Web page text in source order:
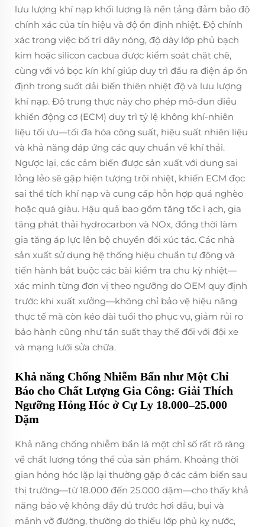
lưu lượng khí nạp khối lượng là nền tảng đảm bảo độ
chính xác của tín hiệu và độ ổn định nhiệt. Độ chính
xác trong việc bố trí dây nóng, độ dày lớp phủ bạch
kim hoặc silicon cacbua được kiểm soát chặt chẽ,
cùng với vỏ bọc kín khí giúp duy trì đầu ra điện áp ổn
định trong suốt dải biến thiên nhiệt độ và lưu lượng
khí nạp. Độ trung thực này cho phép mô-đun điều
khiển động cơ (ECM) duy trì tỷ lệ không khí-nhiên
liệu tối ưu—tối đa hóa công suất, hiệu suất nhiên liệu
và khả năng đáp ứng các quy chuẩn về khí thải.
Ngược lại, các cảm biến được sản xuất với dung sai
lỏng lẻo sẽ gặp hiện tượng trôi nhiệt, khiến ECM đọc
sai thể tích khí nạp và cung cấp hỗn hợp quá nghèo
hoặc quá giàu. Hậu quả bao gồm tăng tốc ì ạch, gia
tăng phát thải hydrocarbon và NOx, đồng thời làm
gia tăng áp lực lên bộ chuyển đổi xúc tác. Các nhà
sản xuất sử dụng hệ thống hiệu chuẩn tự động và
tiến hành bắt buộc các bài kiểm tra chu kỳ nhiệt—
xác minh từng đơn vị theo ngưỡng do OEM quy định
trước khi xuất xưởng—không chỉ bảo vệ hiệu năng
thực tế mà còn kéo dài tuổi thọ phục vụ, giảm rủi ro
bảo hành cũng như tần suất thay thế đối với đội xe
và mạng lưới sửa chữa.
Khả năng Chống Nhiễm Bẩn như Một Chỉ
Báo cho Chất Lượng Gia Công: Giải Thích
Ngưỡng Hỏng Hóc ở Cự Ly 18.000–25.000
Dặm
Khả năng chống nhiễm bẩn là một chỉ số rất rõ ràng
về chất lượng tổng thể của sản phẩm. Khoảng thời
gian hỏng hóc lặp lại thường gặp ở các cảm biến sau
thị trường—từ 18.000 đến 25.000 dặm—cho thấy khả
năng bảo vệ không đầy đủ trước hơi dầu, bụi và
mảnh vỡ đường, thường do thiếu lớp phủ kỵ nước,